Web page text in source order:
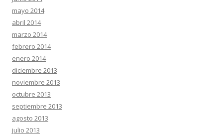
mayo 2014
abril 2014
marzo 2014
febrero 2014
enero 2014
diciembre 2013
noviembre 2013
octubre 2013
septiembre 2013
agosto 2013
julio 2013